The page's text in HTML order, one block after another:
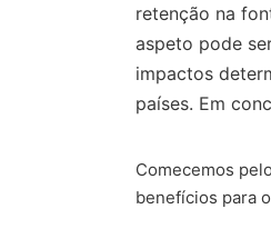
retenção na
aspeto pode
impactos
países. Em
Comecemos
benefícios para